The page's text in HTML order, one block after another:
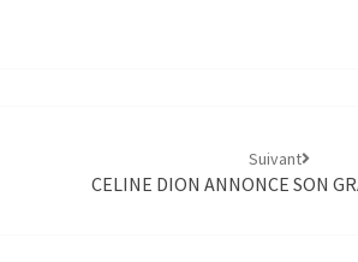
Suivant
CELINE DION ANNONCE SON